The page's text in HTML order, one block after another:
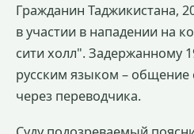
Гражданин Таджикистана,
в участии в нападении на
сити холл". Задержанному
русским языком – общение
через переводчика.